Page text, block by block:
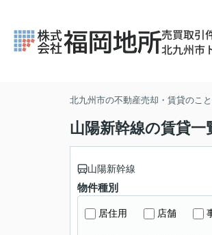
売買取引
北九州市
北九州市の不動産売却・賃貸のこ
山陽新幹線の賃貸一
山陽新幹線
物件種別
居住用 店舗